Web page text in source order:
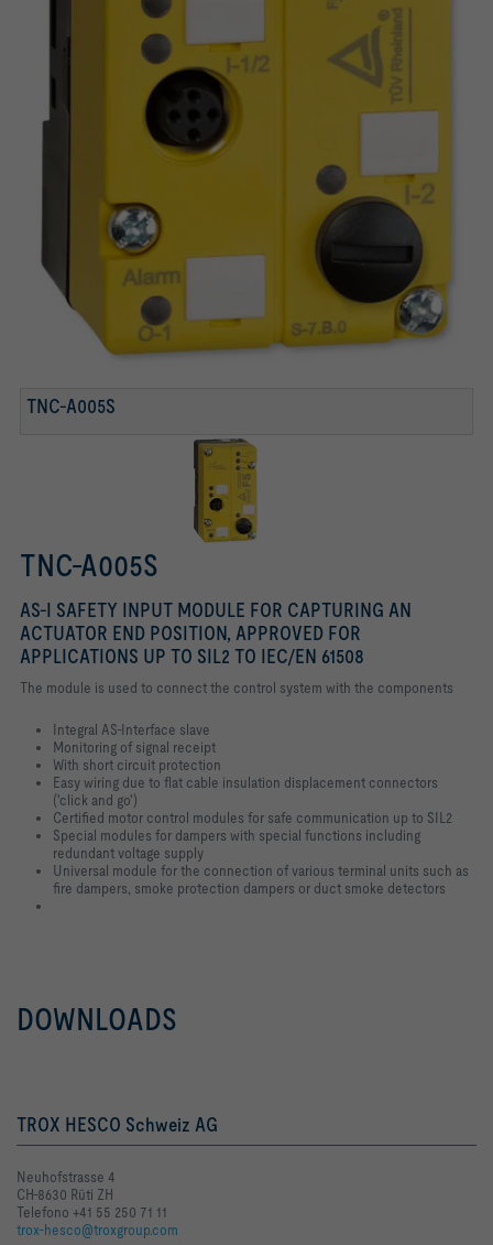
TNC-A005S
TNC-A005S
AS-I SAFETY INPUT MODULE FOR CAPTURING AN
ACTUATOR END POSITION, APPROVED FOR
APPLICATIONS UP TO SIL2 TO IEC/EN 61508
The module is used to connect the control system with the components
Integral AS-Interface slave
Monitoring of signal receipt
With short circuit protection
Easy wiring due to flat cable insulation displacement connectors
('click and go')
Certified motor control modules for safe communication up to SIL2
Special modules for dampers with special functions including
redundant voltage supply
Universal module for the connection of various terminal units such as
fire dampers, smoke protection dampers or duct smoke detectors
DOWNLOADS
TROX HESCO Schweiz AG
Neuhofstrasse 4
CH-8630 Rüti ZH
Telefono +41 55 250 71 11
trox-hesco@troxgroup.com